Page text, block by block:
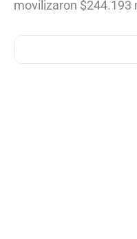
movilizaron $244.193